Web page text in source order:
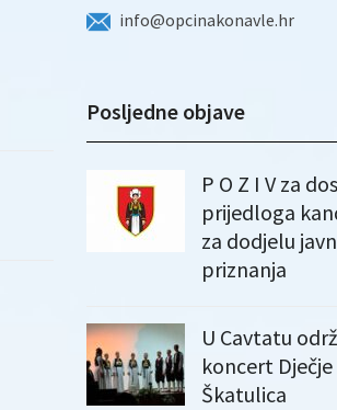
info@opcinakonavle.hr
Posljedne objave
P O Z I V za
prijedloga
za dodjelu
priznanja
U Cavtatu
koncert
Škatulica